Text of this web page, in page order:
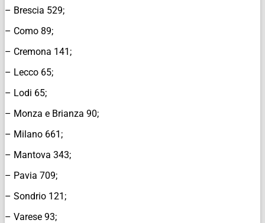
– Brescia 529;
– Como 89;
– Cremona 141;
– Lecco 65;
– Lodi 65;
– Monza e Brianza 90;
– Milano 661;
– Mantova 343;
– Pavia 709;
– Sondrio 121;
– Varese 93;